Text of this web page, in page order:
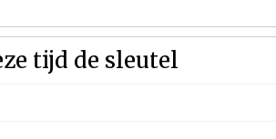
tijd de sleutel